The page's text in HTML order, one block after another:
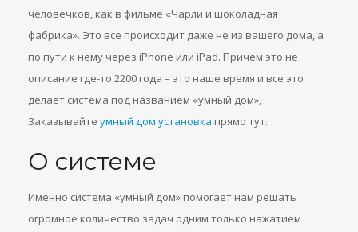
человечков, как в фильме «Чарли и шоколадная
фабрика». Это все происходит даже не из вашего дома, а
по пути к нему через iPhone или iPad. Причем это не
описание где-то 2200 года – это наше время и все это
делает система под названием «умный дом»,
Заказывайте умный дом установка прямо тут.
О системе
Именно система «умный дом» помогает нам решать
огромное количество задач одним только нажатием